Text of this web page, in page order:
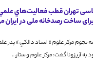
تهران قطب فعاليت‌هاي
ساخت رصدخانه ملی در ایران
نجوم مرکز علوم « استاد دالكي » پدر
به آريزونا گفت: مرکز علوم و ستار...